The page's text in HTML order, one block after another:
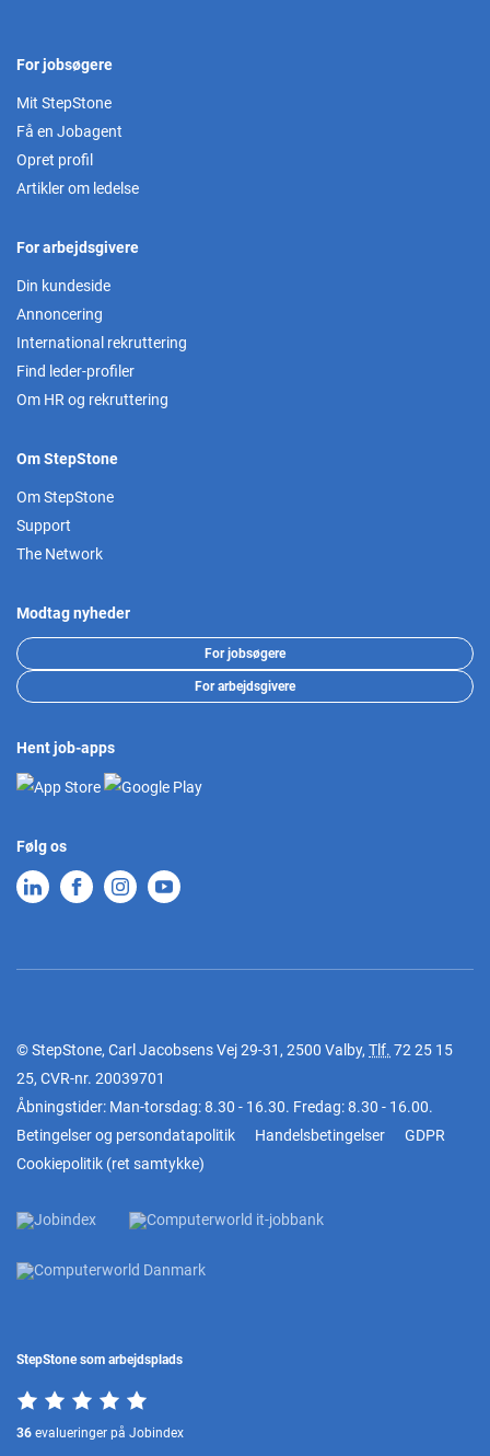
For jobsøgere
Mit StepStone
Få en Jobagent
Opret profil
Artikler om ledelse
For arbejdsgivere
Din kundeside
Annoncering
International rekruttering
Find leder-profiler
Om HR og rekruttering
Om StepStone
Om StepStone
Support
The Network
Modtag nyheder
For jobsøgere
For arbejdsgivere
Hent job-apps
Følg os
© StepStone, Carl Jacobsens Vej 29-31, 2500 Valby, Tlf. 72 25 15
25, CVR-nr. 20039701
Åbningstider: Man-torsdag: 8.30 - 16.30. Fredag: 8.30 - 16.00.
Betingelser og persondatapolitik
Handelsbetingelser
GDPR
Cookiepolitik (ret samtykke)
StepStone som arbejdsplads
36 evalueringer på Jobindex